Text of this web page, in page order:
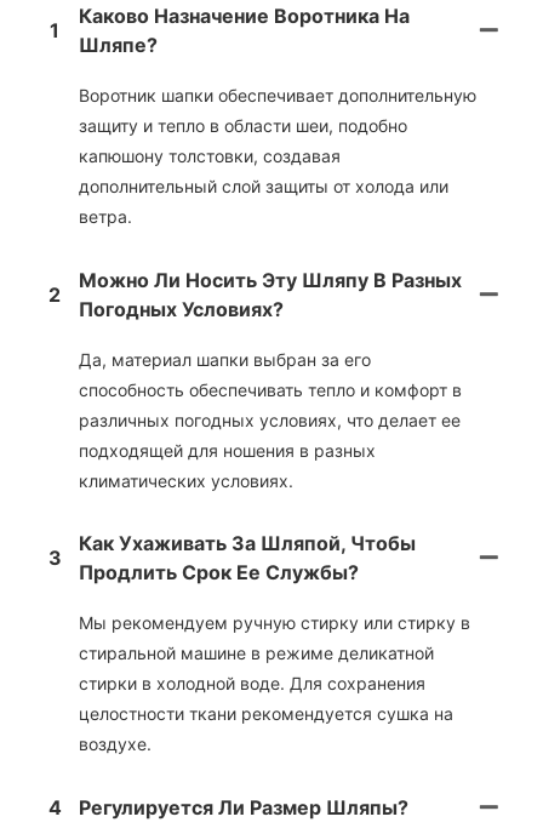
1
Каково Назначение Воротника На
Шляпе?
Воротник шапки обеспечивает дополнительную
защиту и тепло в области шеи, подобно
капюшону толстовки, создавая
дополнительный слой защиты от холода или
ветра.
2
Можно Ли Носить Эту Шляпу В Разных
Погодных Условиях?
Да, материал шапки выбран за его
способность обеспечивать тепло и комфорт в
различных погодных условиях, что делает ее
подходящей для ношения в разных
климатических условиях.
3
Как Ухаживать За Шляпой, Чтобы
Продлить Срок Ее Службы?
Мы рекомендуем ручную стирку или стирку в
стиральной машине в режиме деликатной
стирки в холодной воде. Для сохранения
целостности ткани рекомендуется сушка на
воздухе.
4 Регулируется Ли Размер Шляпы?